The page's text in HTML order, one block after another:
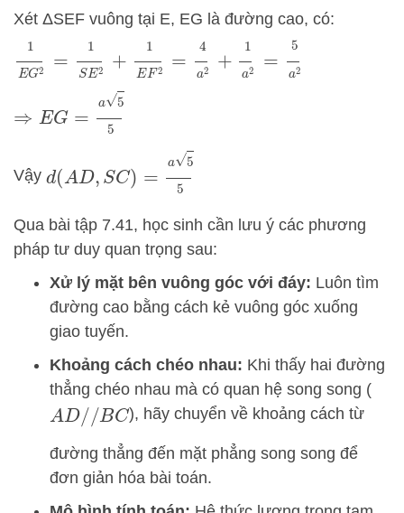
Xét ΔSEF vuông tại E, EG là đường cao, có:
E S 2 E a2 + a2 a2
5
Vậy
( = 5
Qua bài tập 7.41, học sinh cần lưu ý các phương
pháp tư duy quan trọng sau:
Xử lý mặt bên vuông góc với đáy: Luôn tìm
đường cao bằng cách kẻ vuông góc xuống
giao tuyến.
Khoảng cách chéo nhau: Khi thấy hai đường
thẳng chéo nhau mà có quan hệ song song (
AD//BC ), hãy chuyển về khoảng cách từ
đường thẳng đến mặt phẳng song song để
đơn giản hóa bài toán.